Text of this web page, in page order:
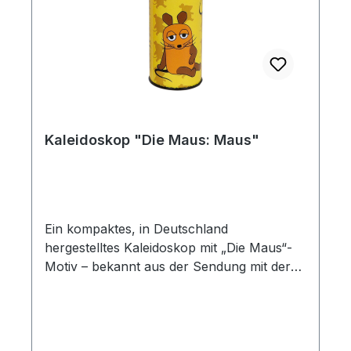
Kaleidoskop "Die Maus: Maus"
Ein kompaktes, in Deutschland
hergestelltes Kaleidoskop mit „Die Maus“-
Motiv – bekannt aus der Sendung mit der